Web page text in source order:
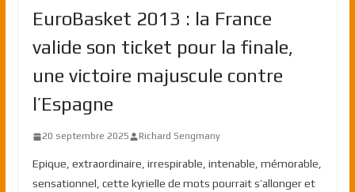
EuroBasket 2013 : la France
valide son ticket pour la finale,
une victoire majuscule contre
l’Espagne
20 septembre 2025 Richard Sengmany
Epique, extraordinaire, irrespirable, intenable, mémorable,
sensationnel, cette kyrielle de mots pourrait s’allonger et